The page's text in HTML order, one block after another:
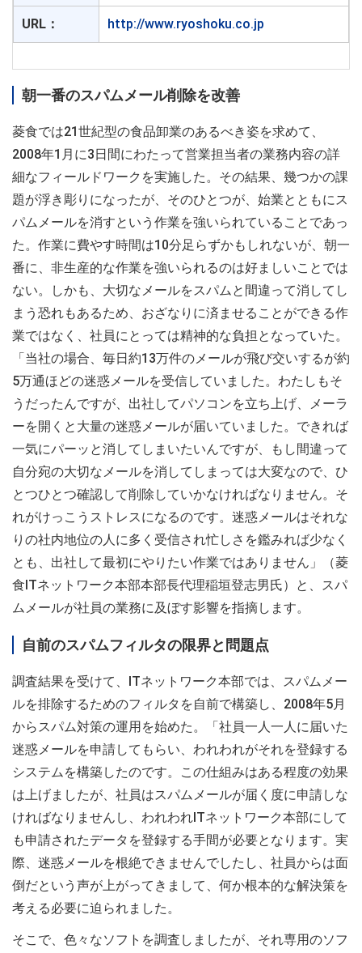
URL： http://www.ryoshoku.co.jp
朝一番のスパムメール削除を改善
菱食では21世紀型の食品卸業のあるべき姿を求めて、
2008年1月に3日間にわたって営業担当者の業務内容の詳
細なフィールドワークを実施した。その結果、幾つかの課
題が浮き彫りになったが、そのひとつが、始業とともにス
パムメールを消すという作業を強いられていることであっ
た。作業に費やす時間は10分足らずかもしれないが、朝一
番に、非生産的な作業を強いられるのは好ましいことでは
ない。しかも、大切なメールをスパムと間違って消してし
まう恐れもあるため、おざなりに済ませることができる作
業ではなく、社員にとっては精神的な負担となっていた。
「当社の場合、毎日約13万件のメールが飛び交いするが約
5万通ほどの迷惑メールを受信していました。わたしもそ
うだったんですが、出社してパソコンを立ち上げ、メーラ
ーを開くと大量の迷惑メールが届いていました。できれば
一気にパーッと消してしまいたいんですが、もし間違って
自分宛の大切なメールを消してしまっては大変なので、ひ
とつひとつ確認して削除していかなければなりません。そ
れがけっこうストレスになるのです。迷惑メールはそれな
りの社内地位の人に多く受信され忙しさを鑑みれば少なく
とも、出社して最初にやりたい作業ではありません」（菱
食ITネットワーク本部本部長代理稲垣登志男氏）と、スパ
ムメールが社員の業務に及ぼす影響を指摘します。
自前のスパムフィルタの限界と問題点
調査結果を受けて、ITネットワーク本部では、スパムメー
ルを排除するためのフィルタを自前で構築し、2008年5月
からスパム対策の運用を始めた。「社員一人一人に届いた
迷惑メールを申請してもらい、われわれがそれを登録する
システムを構築したのです。この仕組みはある程度の効果
は上げましたが、社員はスパムメールが届く度に申請しな
ければなりませんし、われわれITネットワーク本部にして
も申請されたデータを登録する手間が必要となります。実
際、迷惑メールを根絶できませんでしたし、社員からは面
倒だという声が上がってきまして、何か根本的な解決策を
考える必要に迫られました。
そこで、色々なソフトを調査しましたが、それ専用のソフ